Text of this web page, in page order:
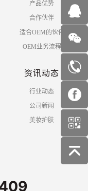
产品优势
合作伙伴
适合OEM的伙伴
OEM业务流程
资讯动态
行业动态
公司新闻
美妆护肤